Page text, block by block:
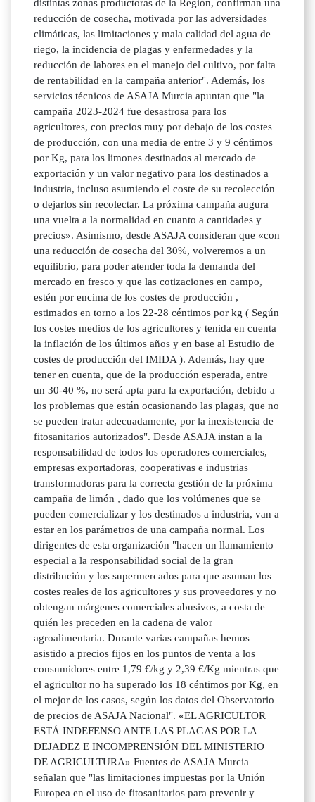
distintas zonas productoras de la Región, confirman una
reducción de cosecha, motivada por las adversidades
climáticas, las limitaciones y mala calidad del agua de
riego, la incidencia de plagas y enfermedades y la
reducción de labores en el manejo del cultivo, por falta
de rentabilidad en la campaña anterior". Además, los
servicios técnicos de ASAJA Murcia apuntan que "la
campaña 2023-2024 fue desastrosa para los
agricultores, con precios muy por debajo de los costes
de producción, con una media de entre 3 y 9 céntimos
por Kg, para los limones destinados al mercado de
exportación y un valor negativo para los destinados a
industria, incluso asumiendo el coste de su recolección
o dejarlos sin recolectar. La próxima campaña augura
una vuelta a la normalidad en cuanto a cantidades y
precios». Asimismo, desde ASAJA consideran que «con
una reducción de cosecha del 30%, volveremos a un
equilibrio, para poder atender toda la demanda del
mercado en fresco y que las cotizaciones en campo,
estén por encima de los costes de producción ,
estimados en torno a los 22-28 céntimos por kg ( Según
los costes medios de los agricultores y tenida en cuenta
la inflación de los últimos años y en base al Estudio de
costes de producción del IMIDA ). Además, hay que
tener en cuenta, que de la producción esperada, entre
un 30-40 %, no será apta para la exportación, debido a
los problemas que están ocasionando las plagas, que no
se pueden tratar adecuadamente, por la inexistencia de
fitosanitarios autorizados". Desde ASAJA instan a la
responsabilidad de todos los operadores comerciales,
empresas exportadoras, cooperativas e industrias
transformadoras para la correcta gestión de la próxima
campaña de limón , dado que los volúmenes que se
pueden comercializar y los destinados a industria, van a
estar en los parámetros de una campaña normal. Los
dirigentes de esta organización "hacen un llamamiento
especial a la responsabilidad social de la gran
distribución y los supermercados para que asuman los
costes reales de los agricultores y sus proveedores y no
obtengan márgenes comerciales abusivos, a costa de
quién les preceden en la cadena de valor
agroalimentaria. Durante varias campañas hemos
asistido a precios fijos en los puntos de venta a los
consumidores entre 1,79 €/kg y 2,39 €/Kg mientras que
el agricultor no ha superado los 18 céntimos por Kg, en
el mejor de los casos, según los datos del Observatorio
de precios de ASAJA Nacional". «EL AGRICULTOR
ESTÁ INDEFENSO ANTE LAS PLAGAS POR LA
DEJADEZ E INCOMPRENSIÓN DEL MINISTERIO
DE AGRICULTURA» Fuentes de ASAJA Murcia
señalan que "las limitaciones impuestas por la Unión
Europea en el uso de fitosanitarios para prevenir y